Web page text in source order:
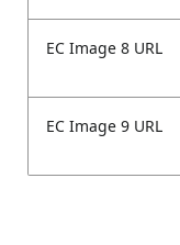
EC Image 8 URL
EC Image 9 URL